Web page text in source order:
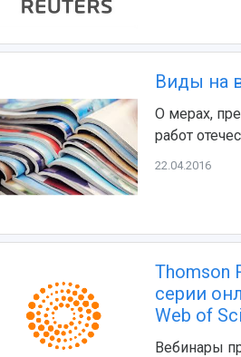
Виды на
О мерах,
работ
22.04.2016
Thomson
серии
Web of
Вебинары